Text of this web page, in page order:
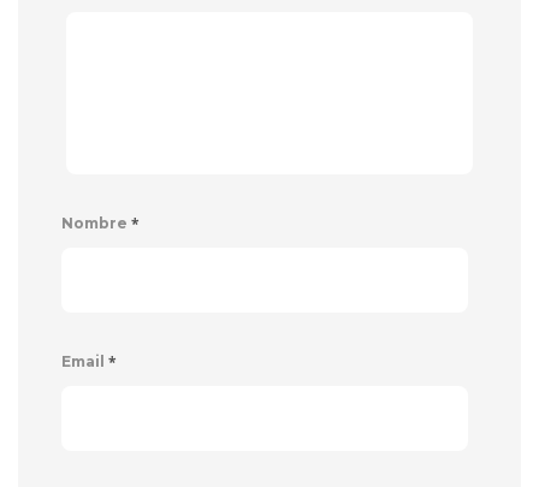
Nombre *
Email *